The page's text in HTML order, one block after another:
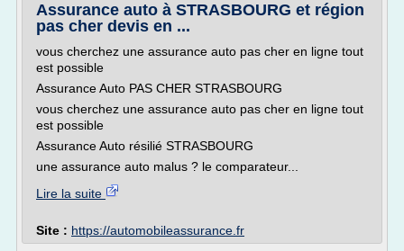
Assurance auto à STRASBOURG et région
pas cher devis en ...
vous cherchez une assurance auto pas cher en ligne tout
est possible
Assurance Auto PAS CHER STRASBOURG
vous cherchez une assurance auto pas cher en ligne tout
est possible
Assurance Auto résilié STRASBOURG
une assurance auto malus ? le comparateur...
Lire la suite
Site : https://automobileassurance.fr